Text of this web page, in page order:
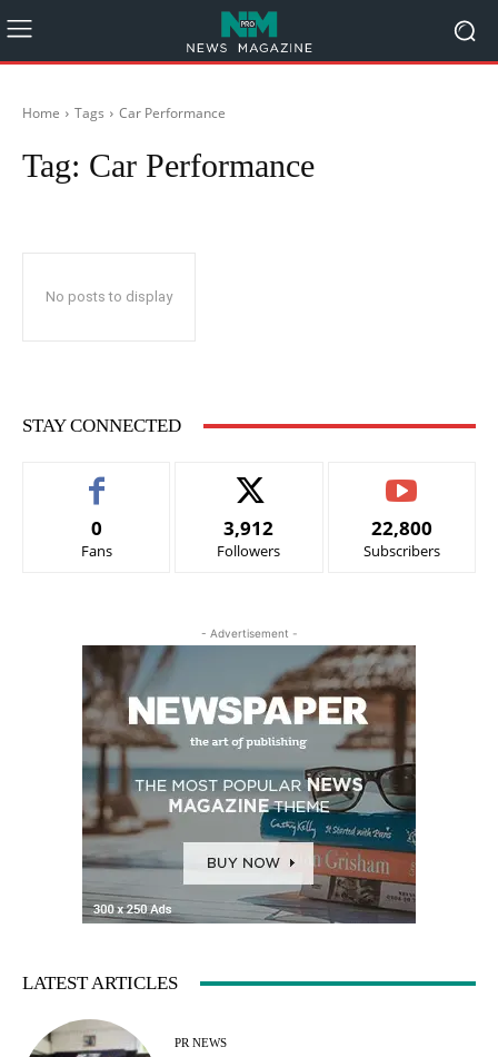
Home Tags Car Performance
Tag: Car Performance
No posts to display
STAY CONNECTED
0
Fans
3,912
Followers
22,800
Subscribers
- Advertisement -
LATEST ARTICLES
PR NEWS